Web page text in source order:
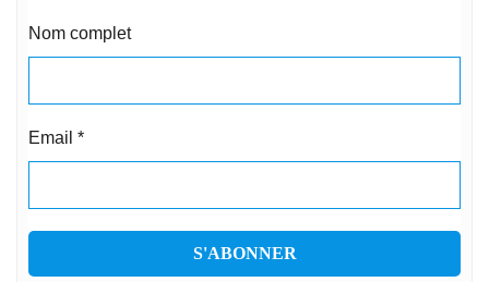
Nom complet
Email *